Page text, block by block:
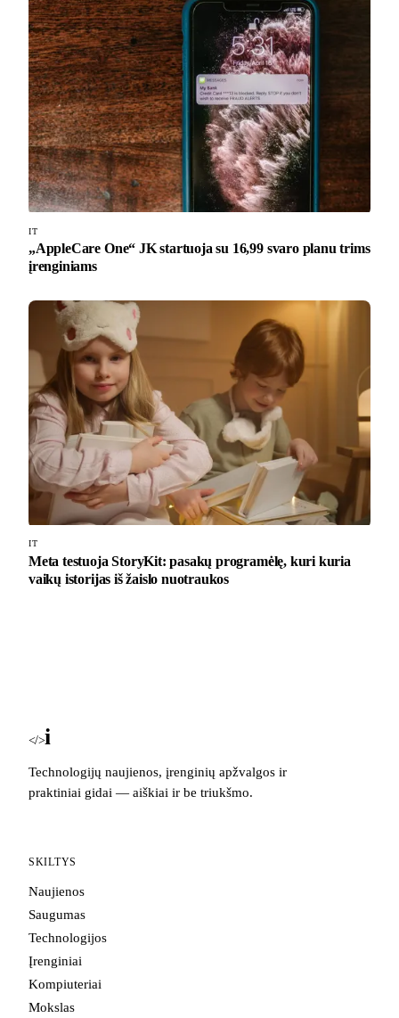
IT
„AppleCare One“ JK startuoja su 16,99 svaro planu trims
įrenginiams
IT
Meta testuoja StoryKit: pasakų programėlę, kuri kuria
vaikų istorijas iš žaislo nuotraukos
</>i
Technologijų naujienos, įrenginių apžvalgos ir
praktiniai gidai — aiškiai ir be triukšmo.
SKILTYS
Naujienos
Saugumas
Technologijos
Įrenginiai
Kompiuteriai
Mokslas